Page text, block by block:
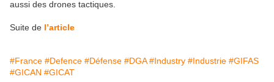
aussi des drones tactiques.
Suite de l’article
#France #Defence #Défense #DGA #Industry #Industrie #GIFAS
#GICAN #GICAT